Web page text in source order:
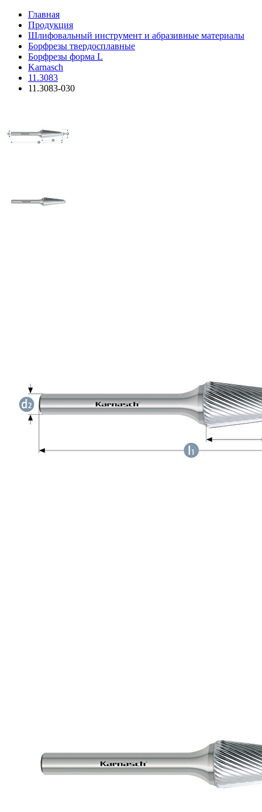
Главная
Продукция
Шлифовальный инструмент и абразивные материалы
Борфрезы твердосплавные
Борфрезы форма L
Karnasch
11.3083
11.3083-030